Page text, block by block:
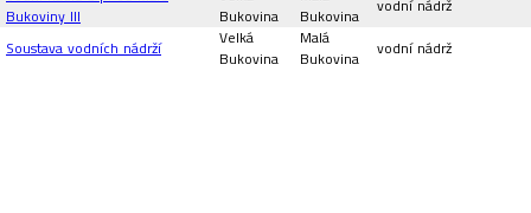
Bukoviny III
Bukovina
Bukovina
vodní nádrž
Soustava vodních nádrží
Velká
Bukovina
Malá
Bukovina
vodní nádrž